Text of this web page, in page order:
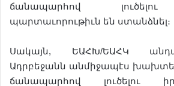
ճանապարհով լուծելու
պարտաւորութիւն են ստանձնել։
Սակայն, ԵԱՀԽ/ԵԱՀԿ
Ադրբեջանն անմիջապէս
ճանապարհով լուծելու